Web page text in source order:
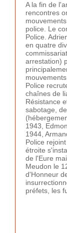
A la fin de
rencontres
police. Le
Police.
en quatre
arrestation)
Police
chaînes de
Résistance
sabotage,
1943,
1944,
Police
étroite
de l'Eure
Meudon le
d'Honneur
préfets, les